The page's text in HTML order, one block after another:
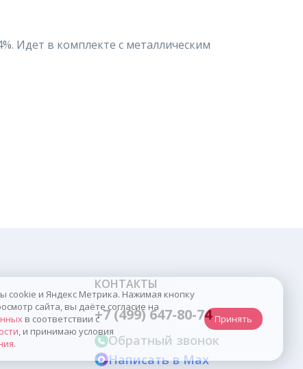
Идет в комплекте с металлическим
КОНТАКТЫ
+7 (499) 647-80-74
Обратный звонок
Написать в Max
cookie и Яндекс Метрика. Нажимая кнопку
сайта, вы даёте согласие на
в соответствии с
, и принимаю условия
.
Принять